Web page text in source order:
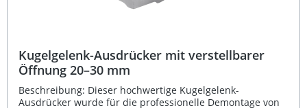
Kugelgelenk-Ausdrücker mit verstellbarer
Öffnung 20–30 mm
Beschreibung: Dieser hochwertige Kugelgelenk-
Ausdrücker wurde für die professionelle Demontage von